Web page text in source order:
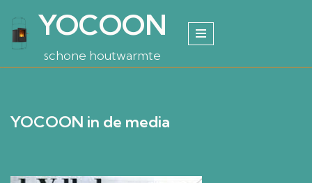
Ga
naar
de
YOCOON
schone houtwarmte
YOCOON in de media